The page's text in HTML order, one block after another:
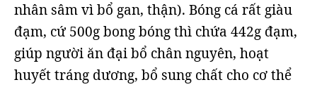
nhân sâm vì bổ gan, thận). Bóng cá rất giàu
đạm, cứ 500g bong bóng thì chứa 442g đạm,
giúp người ăn đại bổ chân nguyên, hoạt
huyết tráng dương, bổ sung chất cho cơ thể